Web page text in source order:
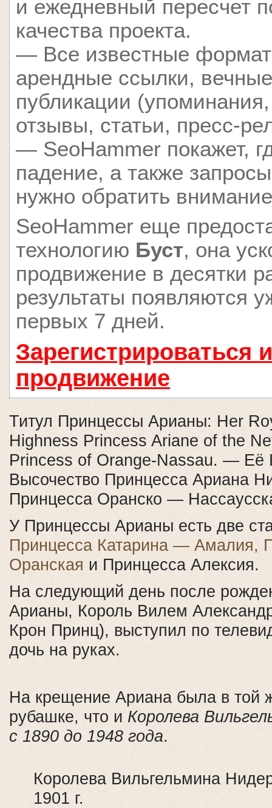
и ежедневный пересчет
качества проекта.
— Все известные
арендные ссылки,
публикации
отзывы, статьи, пресс-
— SeoHammer покажет,
падение, а также
нужно обратить
SeoHammer еще
технологию Буст, она
продвижение в десятки
результаты появляются
первых 7 дней.
Зарегистрироваться
продвижение
Титул Принцессы Арианы: Her
Highness Princess Ariane of the
Princess of Orange-Nassau. — Её
Высочество Принцесса Ариана
Принцесса Оранско —
У Принцессы Арианы есть две
Принцесса Катарина — Амалия,
Оранская и Принцесса Алексия.
На следующий день после
Арианы, Король Вилем
Крон Принц), выступил по
дочь на руках.
На крещение Ариана была в той
рубашке, что и Королева
с 1890 до 1948 года.
Королева Вильгельмина
1901 г.